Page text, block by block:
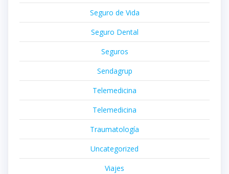
Seguro de Vida
Seguro Dental
Seguros
Sendagrup
Telemedicina
Telemedicina
Traumatología
Uncategorized
Viajes